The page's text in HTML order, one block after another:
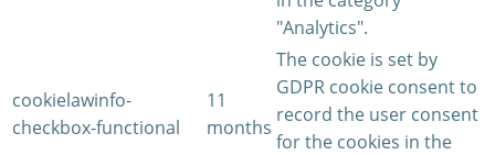
"Analytics".
cookielawinfo-
checkbox-functional
11
months
The cookie is set by
GDPR cookie consent to
record the user consent
for the cookies in the